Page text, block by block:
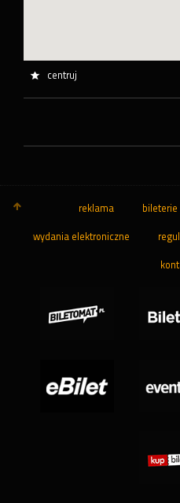
centruj
reklama bileterie
wydania elektroniczne